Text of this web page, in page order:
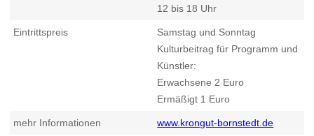
12 bis 18 Uhr
Eintrittspreis
Samstag und Sonntag
Kulturbeitrag für Programm und
Künstler:
Erwachsene 2 Euro
Ermäßigt 1 Euro
mehr Informationen www.krongut-bornstedt.de